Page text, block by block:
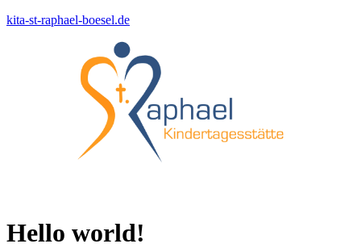
kita-st-raphael-boesel.de
Hello world!